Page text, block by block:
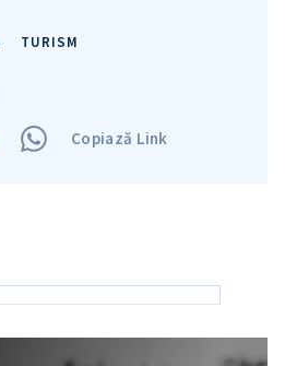
на русском
TURISM
Copiază Link